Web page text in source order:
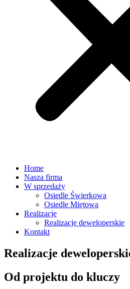
Home
Nasza firma
W sprzedaży
Osiedle Świerkowa
Osiedle Miętowa
Realizacje
Realizacje deweloperskie
Kontakt
Realizacje
Od projektu do kluczy